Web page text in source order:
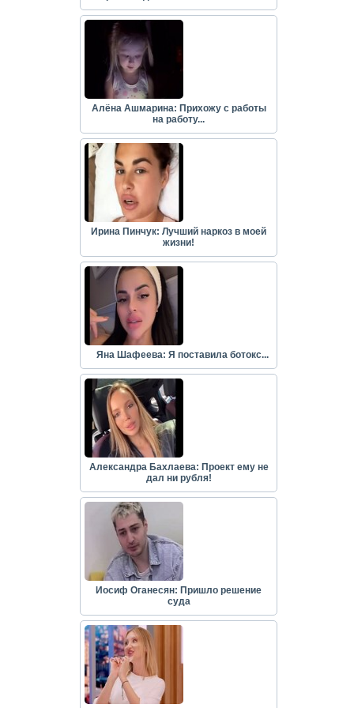
Алёна Ашмарина: Прихожу с работы
на работу...
Ирина Пинчук: Лучший наркоз в моей
жизни!
Яна Шафеева: Я поставила ботокс...
Александра Бахлаева: Проект ему не
дал ни рубля!
Иосиф Оганесян: Пришло решение
суда